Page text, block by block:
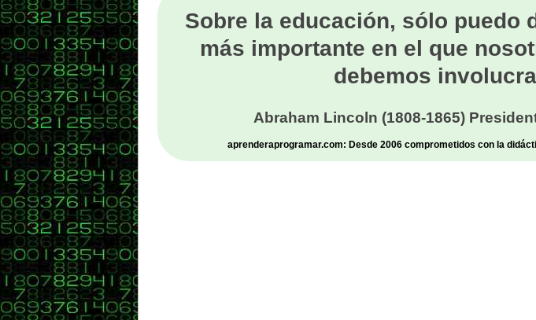
Sobre la educación, sólo puedo
más importante en el que
debemos
Abraham Lincoln (1808-1865)
aprenderaprogramar.com: Desde 2006 comprometidos con la